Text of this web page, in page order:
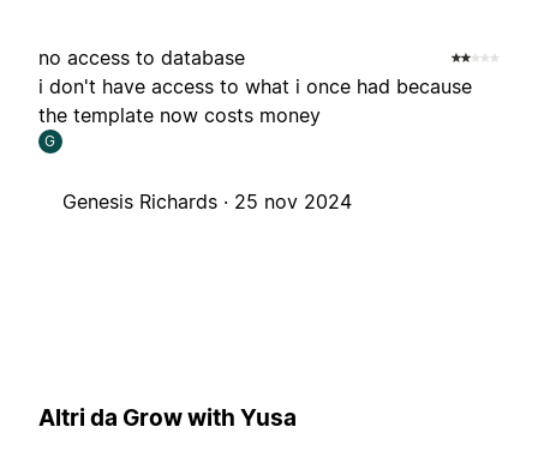
no access to database
i don't have access to what i once had because
the template now costs money
G
Genesis Richards · 25 nov 2024
Altri da Grow with Yusa